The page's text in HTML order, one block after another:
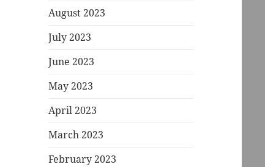
August 2023
July 2023
June 2023
May 2023
April 2023
March 2023
February 2023